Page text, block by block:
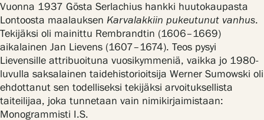
Medialle
Vastuullisuus
Esteettömyys
Tietosuoja ja evästeet
Vuonna 1937 Gösta Serlachius hankki huutokaupasta
Lontoosta maalauksen Karvalakkiin pukeutunut vanhus.
Tekijäksi oli mainittu Rembrandtin (1606–1669)
aikalainen Jan Lievens (1607–1674). Teos pysyi
Lievensille attribuoituna vuosikymmeniä, vaikka jo 1980-
luvulla saksalainen taidehistorioitsija Werner Sumowski oli
ehdottanut sen todelliseksi tekijäksi arvoituksellista
taiteilijaa, joka tunnetaan vain nimikirjaimistaan:
Monogrammisti I.S.